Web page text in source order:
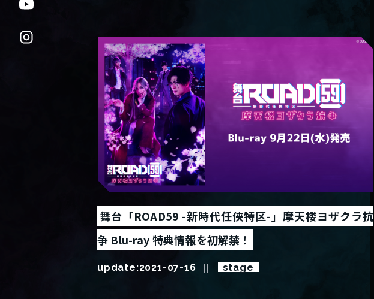
舞台「ROAD59 -新時代任侠特区-」摩天楼ヨザクラ抗
争 Blu-ray 特典情報を初解禁！
update:2021-07-16 stage